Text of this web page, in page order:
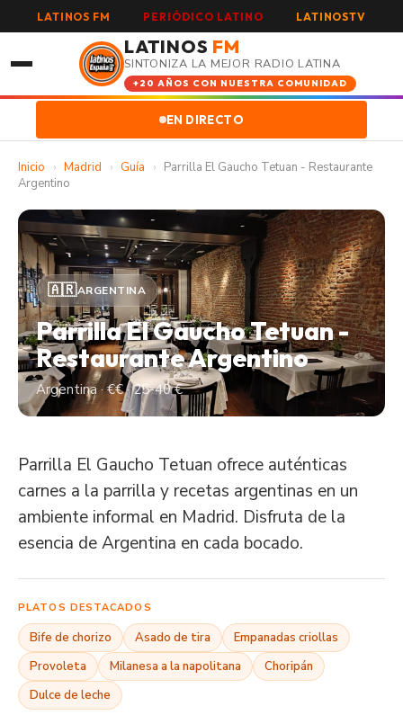
LATINOS FM PERIÓDICO LATINO LATINOSTV
LATINOS FM
SINTONIZA LA MEJOR RADIO LATINA
+20 AÑOS CON NUESTRA COMUNIDAD
EN DIRECTO
Inicio › Madrid › Guía › Parrilla El Gaucho Tetuan - Restaurante
Argentino
🇦🇷ARGENTINA
Parrilla El Gaucho Tetuan -
Restaurante Argentino
Argentina · €€ · 25-40 €
Parrilla El Gaucho Tetuan ofrece auténticas
carnes a la parrilla y recetas argentinas en un
ambiente informal en Madrid. Disfruta de la
esencia de Argentina en cada bocado.
PLATOS DESTACADOS
Bife de chorizo Asado de tira
Empanadas criollas
Provoleta
Milanesa a la napolitana
Choripán
Dulce de leche